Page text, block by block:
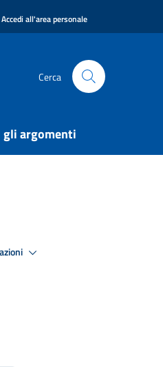
Accedi all'area personale
Cerca
argomenti